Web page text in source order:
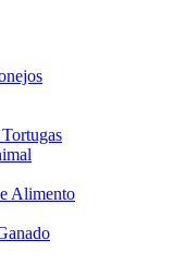
Alimento